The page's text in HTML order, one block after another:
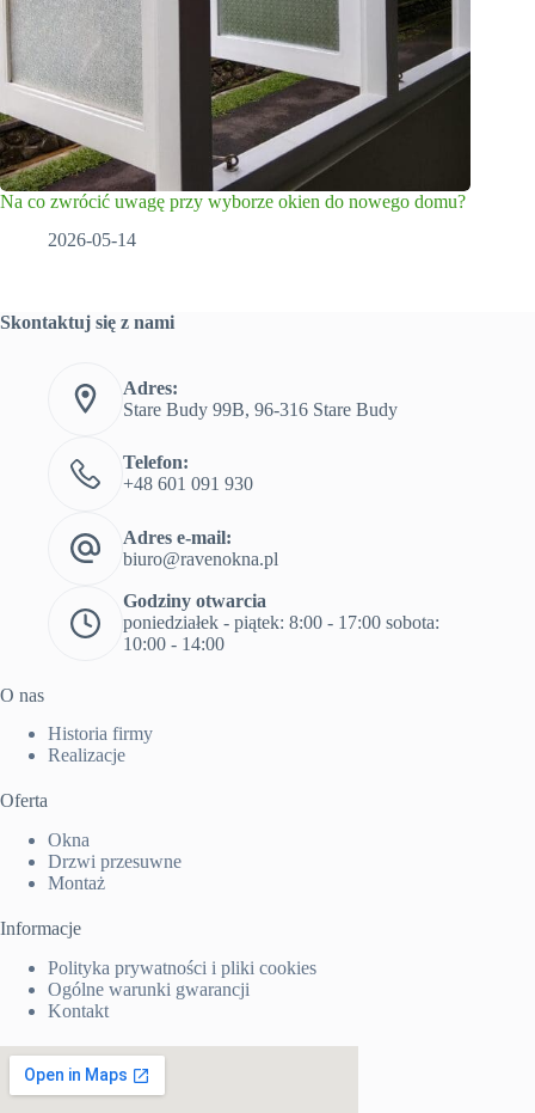
Na co zwrócić uwagę przy wyborze okien do nowego domu?
2026-05-14
Skontaktuj się z nami
Adres:
Stare Budy 99B, 96-316 Stare Budy
Telefon:
+48 601 091 930
Adres e-mail:
biuro@ravenokna.pl
Godziny otwarcia
poniedziałek - piątek: 8:00 - 17:00 sobota:
10:00 - 14:00
O nas
Historia firmy
Realizacje
Oferta
Okna
Drzwi przesuwne
Montaż
Informacje
Polityka prywatności i pliki cookies
Ogólne warunki gwarancji
Kontakt